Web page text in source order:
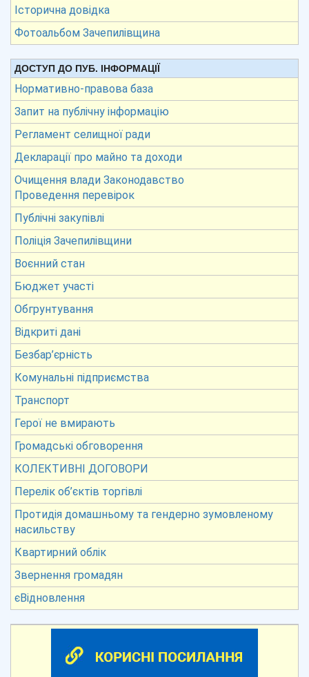
Історична довідка
Фотоальбом Зачепилівщина
ДОСТУП ДО ПУБ. ІНФОРМАЦІЇ
Нормативно-правова база
Запит на публічну інформацію
Регламент селищної ради
Декларації про майно та доходи
Очищення влади Законодавство
Проведення перевірок
Публічні закупівлі
Поліція Зачепилівщини
Воєнний стан
Бюджет участі
Обгрунтування
Відкриті дані
Безбар’єрність
Комунальні підприємства
Транспорт
Герої не вмирають
Громадські обговорення
КОЛЕКТИВНІ ДОГОВОРИ
Перелік об’єктів торгівлі
Протидія домашньому та гендерно зумовленому
насильству
Квартирний облік
Звернення громадян
єВідновлення